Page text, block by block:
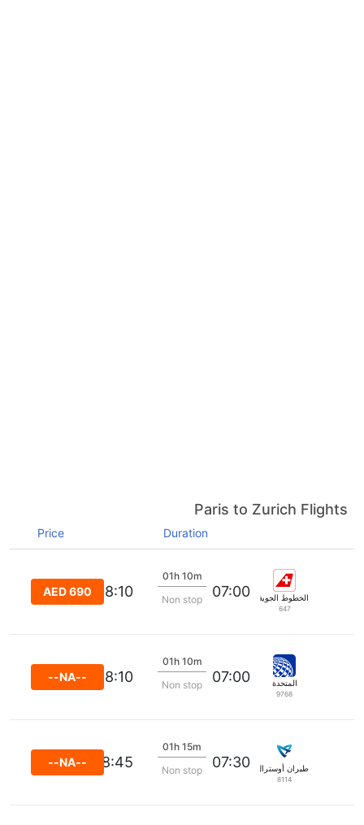
Paris to Zurich Flights
Duration
Price
الخطوط الجوية السويسرية الدولية
647
07:00
01h 10m
Non stop
08:10
AED 690
المتحدة
9768
07:00
01h 10m
Non stop
08:10
--NA--
طيران أوسترال
8114
07:30
01h 15m
Non stop
08:45
--NA--